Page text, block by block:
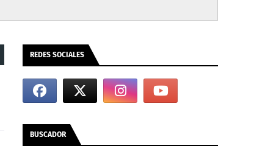
REDES SOCIALES
BUSCADOR